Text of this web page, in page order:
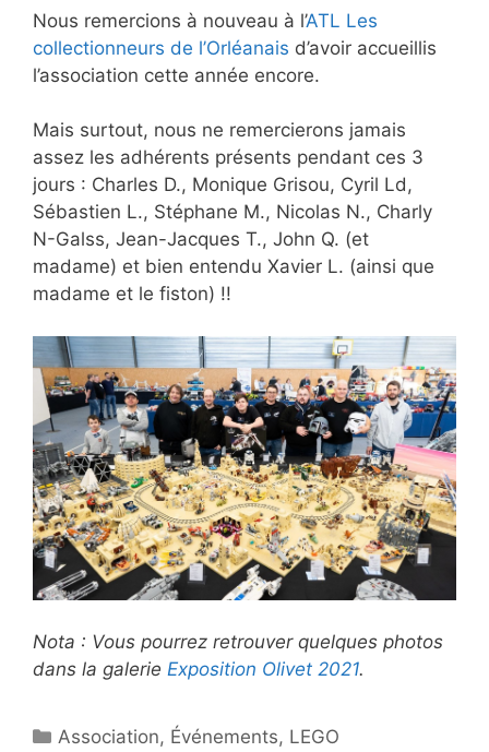
Nous remercions à nouveau à l’ATL Les
collectionneurs de l’Orléanais d’avoir accueillis
l’association cette année encore.
Mais surtout, nous ne remercierons jamais
assez les adhérents présents pendant ces 3
jours : Charles D., Monique Grisou, Cyril Ld,
Sébastien L., Stéphane M., Nicolas N., Charly
N-Galss, Jean-Jacques T., John Q. (et
madame) et bien entendu Xavier L. (ainsi que
madame et le fiston) !!
Nota : Vous pourrez retrouver quelques photos
dans la galerie Exposition Olivet 2021.
Catégories
Association, Événements, LEGO